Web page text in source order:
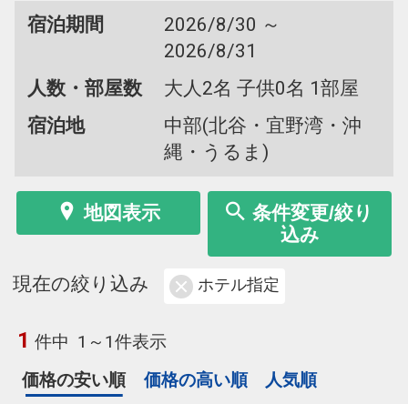
宿泊期間
2026/8/30 ～
2026/8/31
人数・部屋数
大人2名 子供0名 1部屋
宿泊地
中部(北谷・宜野湾・沖
縄・うるま)
地図表示
条件変更/絞り
込み
現在の絞り込み ホテル指定
1 件中 1～1件表示
価格の安い順
価格の高い順 人気順